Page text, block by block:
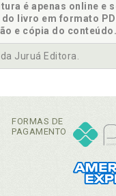
é apenas online
livro em formato
e cópia do conteúdo.
Juruá Editora.
FORMAS DE
PAGAMENTO